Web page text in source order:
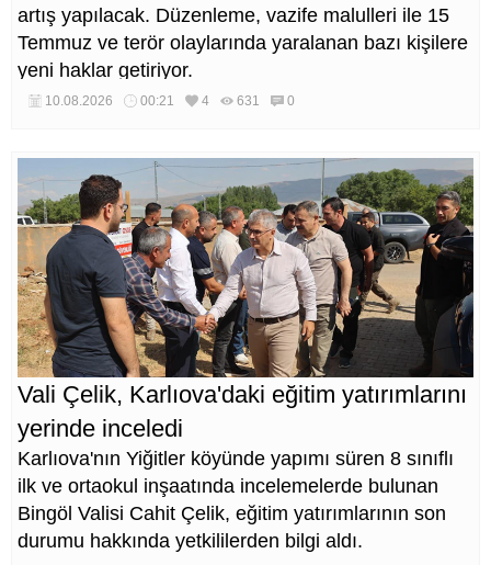
artış yapılacak. Düzenleme, vazife malulleri ile 15
Temmuz ve terör olaylarında yaralanan bazı kişilere
yeni haklar getiriyor.
10.08.2026 00:21 4 631 0
Vali Çelik, Karlıova'daki eğitim yatırımlarını
yerinde inceledi
Karlıova'nın Yiğitler köyünde yapımı süren 8 sınıflı
ilk ve ortaokul inşaatında incelemelerde bulunan
Bingöl Valisi Cahit Çelik, eğitim yatırımlarının son
durumu hakkında yetkililerden bilgi aldı.